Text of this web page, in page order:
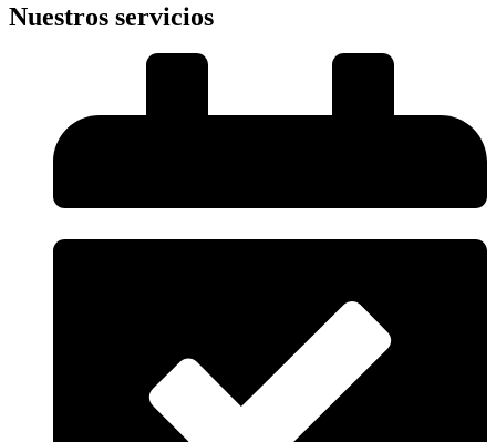
Nuestros servicios